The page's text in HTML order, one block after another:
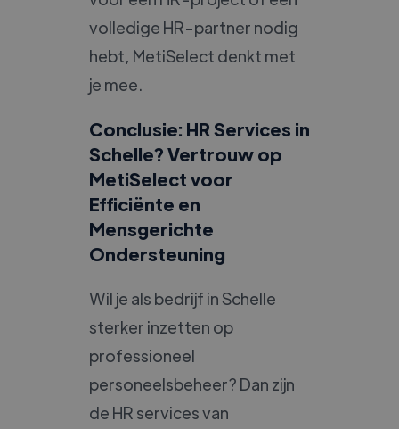
volledige HR-partner nodig
hebt, MetiSelect denkt met
je mee.
Conclusie: HR Services in
Schelle? Vertrouw op
MetiSelect voor
Efficiënte en
Mensgerichte
Ondersteuning
Wil je als bedrijf in Schelle
sterker inzetten op
professioneel
personeelsbeheer? Dan zijn
de HR services van